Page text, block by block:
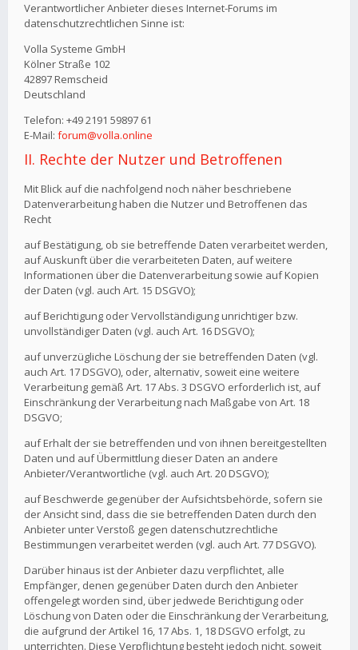
Verantwortlicher Anbieter dieses Internet-Forums im
datenschutzrechtlichen Sinne ist:
Volla Systeme GmbH
Kölner Straße 102
42897 Remscheid
Deutschland
Telefon: +49 2191 59897 61
E-Mail: forum@volla.online
II. Rechte der Nutzer und Betroffenen
Mit Blick auf die nachfolgend noch näher beschriebene
Datenverarbeitung haben die Nutzer und Betroffenen das
Recht
auf Bestätigung, ob sie betreffende Daten verarbeitet werden,
auf Auskunft über die verarbeiteten Daten, auf weitere
Informationen über die Datenverarbeitung sowie auf Kopien
der Daten (vgl. auch Art. 15 DSGVO);
auf Berichtigung oder Vervollständigung unrichtiger bzw.
unvollständiger Daten (vgl. auch Art. 16 DSGVO);
auf unverzügliche Löschung der sie betreffenden Daten (vgl.
auch Art. 17 DSGVO), oder, alternativ, soweit eine weitere
Verarbeitung gemäß Art. 17 Abs. 3 DSGVO erforderlich ist, auf
Einschränkung der Verarbeitung nach Maßgabe von Art. 18
DSGVO;
auf Erhalt der sie betreffenden und von ihnen bereitgestellten
Daten und auf Übermittlung dieser Daten an andere
Anbieter/Verantwortliche (vgl. auch Art. 20 DSGVO);
auf Beschwerde gegenüber der Aufsichtsbehörde, sofern sie
der Ansicht sind, dass die sie betreffenden Daten durch den
Anbieter unter Verstoß gegen datenschutzrechtliche
Bestimmungen verarbeitet werden (vgl. auch Art. 77 DSGVO).
Darüber hinaus ist der Anbieter dazu verpflichtet, alle
Empfänger, denen gegenüber Daten durch den Anbieter
offengelegt worden sind, über jedwede Berichtigung oder
Löschung von Daten oder die Einschränkung der Verarbeitung,
die aufgrund der Artikel 16, 17 Abs. 1, 18 DSGVO erfolgt, zu
unterrichten. Diese Verpflichtung besteht jedoch nicht, soweit